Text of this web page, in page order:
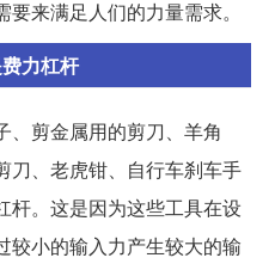
来满足人们的力量需求。
力杠杆
、剪金属用的剪刀、羊角
刀、老虎钳、自行车刹车手
杆。这是因为这些工具在设
较小的输入力产生较大的输